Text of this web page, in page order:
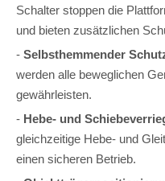
Schalter stoppen die
und bieten zusätzlichen
- Selbsthemmender
werden alle beweglichen
gewährleisten.
- Hebe- und
gleichzeitige Hebe- und
einen sicheren Betrieb.